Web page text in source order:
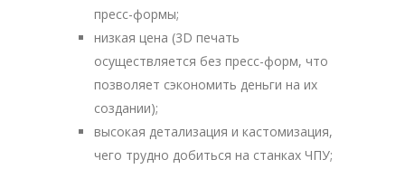
пресс-формы;
низкая цена (3D печать
осуществляется без пресс-форм, что
позволяет сэкономить деньги на их
создании);
высокая детализация и кастомизация,
чего трудно добиться на станках ЧПУ;